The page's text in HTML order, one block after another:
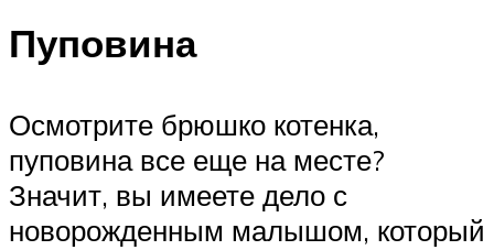
Пуповина
Осмотрите брюшко котенка,
пуповина все еще на месте?
Значит, вы имеете дело с
новорожденным малышом, который